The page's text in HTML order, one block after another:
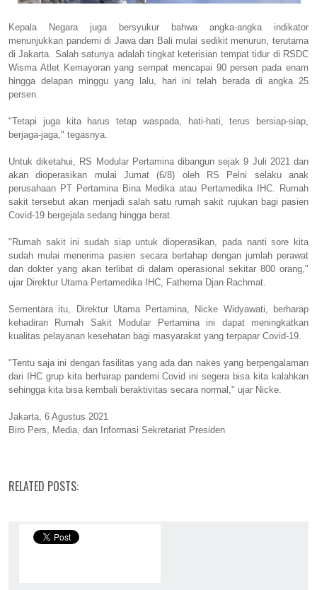
Kepala Negara juga bersyukur bahwa angka-angka indikator
menunjukkan pandemi di Jawa dan Bali mulai sedikit menurun, terutama
di Jakarta. Salah satunya adalah tingkat keterisian tempat tidur di RSDC
Wisma Atlet Kemayoran yang sempat mencapai 90 persen pada enam
hingga delapan minggu yang lalu, hari ini telah berada di angka 25
persen.
"Tetapi juga kita harus tetap waspada, hati-hati, terus bersiap-siap,
berjaga-jaga," tegasnya.
Untuk diketahui, RS Modular Pertamina dibangun sejak 9 Juli 2021 dan
akan dioperasikan mulai Jumat (6/8) oleh RS Pelni selaku anak
perusahaan PT Pertamina Bina Medika atau Pertamedika IHC. Rumah
sakit tersebut akan menjadi salah satu rumah sakit rujukan bagi pasien
Covid-19 bergejala sedang hingga berat.
"Rumah sakit ini sudah siap untuk dioperasikan, pada nanti sore kita
sudah mulai menerima pasien secara bertahap dengan jumlah perawat
dan dokter yang akan terlibat di dalam operasional sekitar 800 orang,"
ujar Direktur Utama Pertamedika IHC, Fathema Djan Rachmat.
Sementara itu, Direktur Utama Pertamina, Nicke Widyawati, berharap
kehadiran Rumah Sakit Modular Pertamina ini dapat meningkatkan
kualitas pelayanan kesehatan bagi masyarakat yang terpapar Covid-19.
"Tentu saja ini dengan fasilitas yang ada dan nakes yang berpengalaman
dari IHC grup kita berharap pandemi Covid ini segera bisa kita kalahkan
sehingga kita bisa kembali beraktivitas secara normal," ujar Nicke.
Jakarta, 6 Agustus 2021
Biro Pers, Media, dan Informasi Sekretariat Presiden
RELATED POSTS: